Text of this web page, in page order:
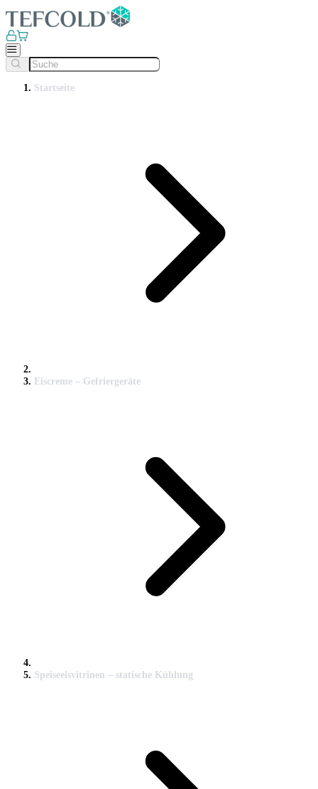
Startseite
Eiscreme – Gefriergeräte
Speiseeisvitrinen – statische Kühlung